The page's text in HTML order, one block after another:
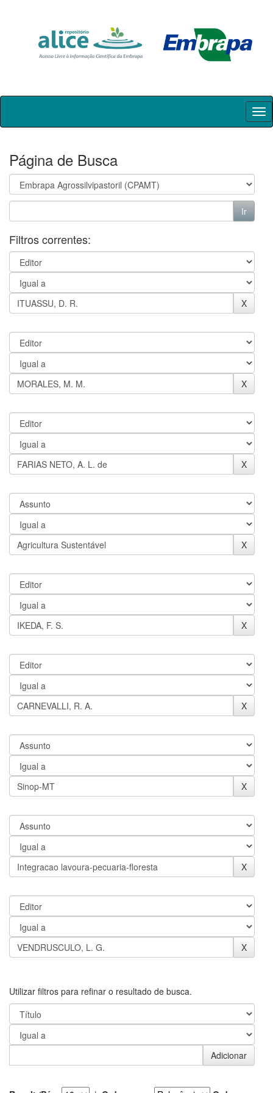
Skip
Página de Busca
Filtros correntes:
Utilizar filtros para refinar o resultado de busca.